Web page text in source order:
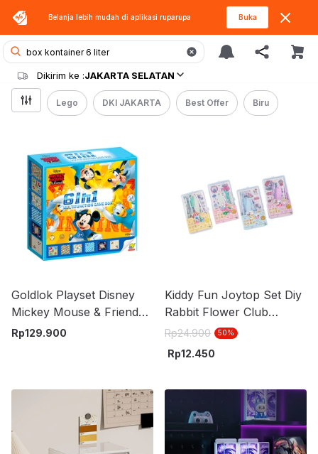
Belanja lebih mudah di aplikasi ruparupa Buka
Dikirim ke :JAKARTA SELATAN
Lego DKI JAKARTA Best Offer Biru
Goldlok Playset Disney
Mickey Mouse & Friends
Game Box 6 in 1 - Mix
Rp129.900
Kiddy Fun Joytop Set Diy
Rabbit Flower Club
Storage Box Random
Rp24.900 50%
Rp12.450